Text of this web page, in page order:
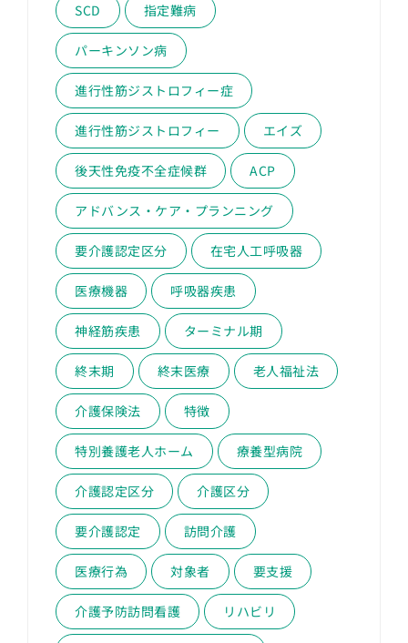
SCD 指定難病
パーキンソン病
進行性筋ジストロフィー症
進行性筋ジストロフィー エイズ
後天性免疫不全症候群 ACP
アドバンス・ケア・プランニング
要介護認定区分 在宅人工呼吸器
医療機器 呼吸器疾患
神経筋疾患 ターミナル期
終末期 終末医療 老人福祉法
介護保険法 特徴
特別養護老人ホーム 療養型病院
介護認定区分 介護区分
要介護認定 訪問介護
医療行為 対象者 要支援
介護予防訪問看護 リハビリ